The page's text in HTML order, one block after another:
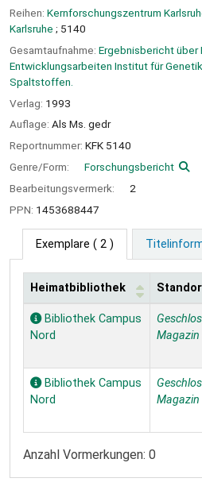
Reihen: Kernforschungszentrum
Karlsruhe ; 5140
Gesamtaufnahme: Ergebnisbericht über
Entwicklungsarbeiten Institut für
Spaltstoffen.
Verlag: 1993
Auflage: Als Ms. gedr
Reportnummer: KFK 5140
Genre/Form:
Forschungsbericht
Bearbeitungsvermerk:
2
PPN: 1453688447
Exemplare ( 2 )
Exemplare
Heimatbibliothek
Bibliothek Campus
Nord
Magazin
Bibliothek Campus
Nord
Magazin
Anzahl Vormerkungen: 0